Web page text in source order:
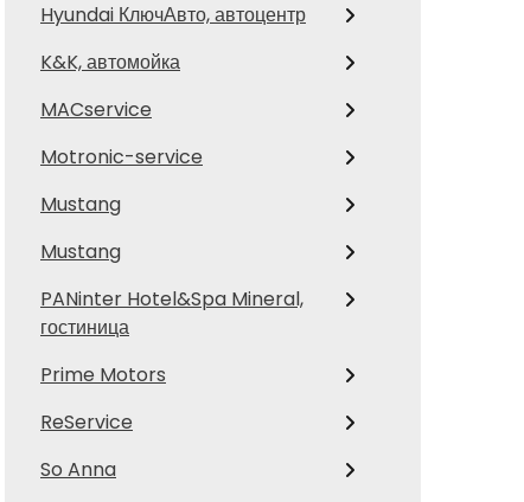
Hyundai КлючАвто, автоцентр
K&K, автомойка
MACservice
Motronic-service
Mustang
Mustang
PANinter Hotel&Spa Mineral,
гостиница
Prime Motors
ReService
So Anna